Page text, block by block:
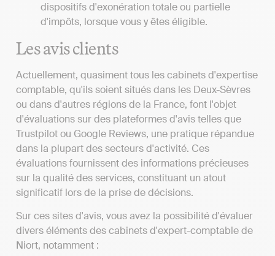
dispositifs d'exonération totale ou partielle
d'impôts, lorsque vous y êtes éligible.
Les avis clients
Actuellement, quasiment tous les cabinets d'expertise
comptable, qu'ils soient situés dans les Deux-Sèvres
ou dans d'autres régions de la France, font l'objet
d'évaluations sur des plateformes d'avis telles que
Trustpilot ou Google Reviews, une pratique répandue
dans la plupart des secteurs d'activité. Ces
évaluations fournissent des informations précieuses
sur la qualité des services, constituant un atout
significatif lors de la prise de décisions.
Sur ces sites d'avis, vous avez la possibilité d'évaluer
divers éléments des cabinets d'expert-comptable de
Niort, notamment :